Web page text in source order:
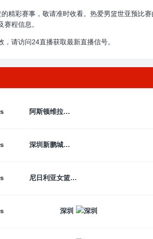
精彩赛事，敬请准时收看。热爱男篮世亚预比
程信息。
请访问24直播获取最新直播信号。
阿斯顿维拉
深圳新鹏城
尼日利亚女篮
深圳